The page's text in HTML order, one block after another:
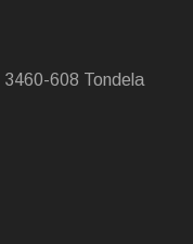
3460-608 Tondela